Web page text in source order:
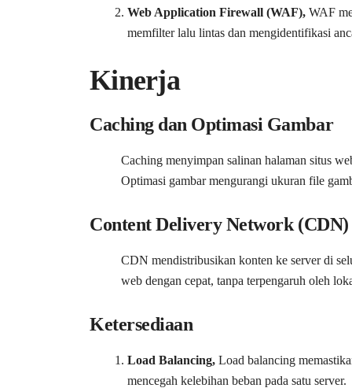
Web Application Firewall (WAF), WAF
memfilter lalu lintas dan mengidentifikasi
Kinerja
Caching dan Optimasi Gambar
Caching menyimpan salinan halaman situs
Optimasi gambar mengurangi ukuran file
Content Delivery Network (CDN)
CDN mendistribusikan konten ke server di
web dengan cepat, tanpa terpengaruh oleh
Ketersediaan
Load Balancing, Load balancing
mencegah kelebihan beban pada satu server.